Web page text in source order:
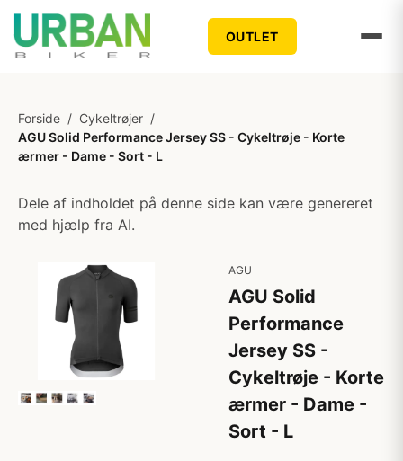
OUTLET
Forside / Cykeltrøjer /
AGU Solid Performance Jersey SS - Cykeltrøje - Korte
ærmer - Dame - Sort - L
Dele af indholdet på denne side kan være genereret
med hjælp fra AI.
AGU
AGU Solid
Performance
Jersey SS -
Cykeltrøje - Korte
ærmer - Dame -
Sort - L